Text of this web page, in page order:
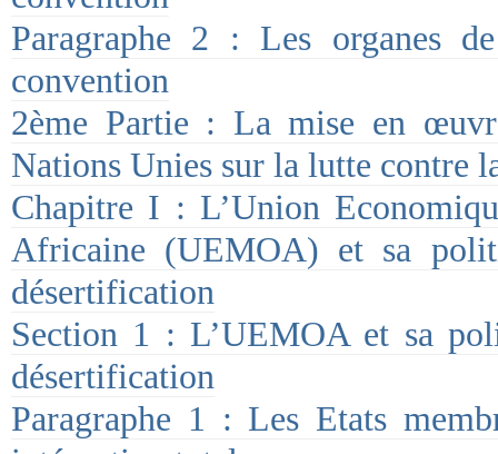
Paragraphe 2 : Les organes
convention
2ème Partie : La mise en
Nations Unies sur la lutte contre
Chapitre I : L’Union
Africaine (UEMOA) et sa
désertification
Section 1 : L’UEMOA et sa
désertification
Paragraphe 1 : Les Etats